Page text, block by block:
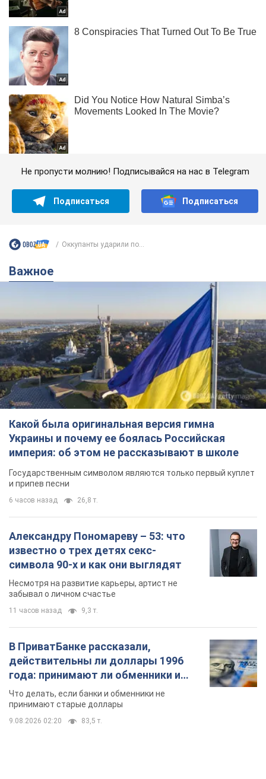
Не пропусти молнию! Подписывайся на нас в Telegram
Подписаться Подписаться
Оккупанты ударили по...
Важное
Какой была оригинальная версия гимна
Украины и почему ее боялась Российская
империя: об этом не рассказывают в школе
Государственным символом являются только первый куплет
и припев песни
6 часов назад 26,8 т.
Александру Пономареву – 53: что
известно о трех детях секс-
символа 90-х и как они выглядят
Несмотря на развитие карьеры, артист не
забывал о личном счастье
11 часов назад 9,3 т.
В ПриватБанке рассказали,
действительны ли доллары 1996
года: принимают ли обменники и
банки такие купюры
Что делать, если банки и обменники не
принимают старые доллары
9.08.2026 02:20 83,5 т.